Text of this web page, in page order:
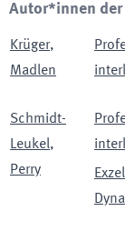
Autor*innen
Krüger,
Madlen
Schmidt-
Leukel,
Perry